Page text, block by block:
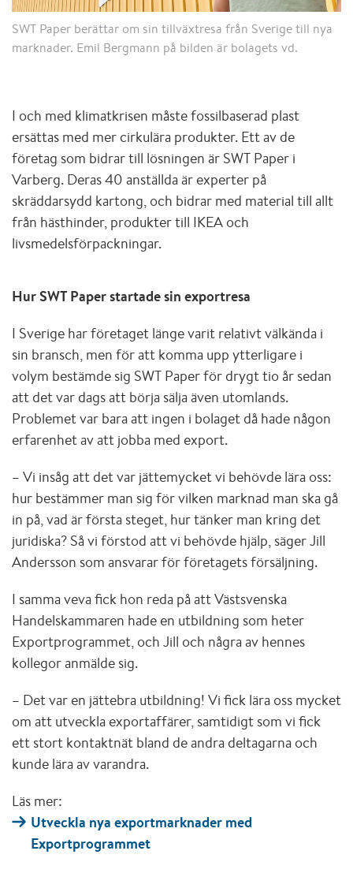
SWT Paper berättar om sin tillväxtresa från Sverige till nya
marknader. Emil Bergmann på bilden är bolagets vd.
I och med klimatkrisen måste fossilbaserad plast
ersättas med mer cirkulära produkter. Ett av de
företag som bidrar till lösningen är SWT Paper i
Varberg. Deras 40 anställda är experter på
skräddarsydd kartong, och bidrar med material till allt
från hästhinder, produkter till IKEA och
livsmedelsförpackningar.
Hur SWT Paper startade sin exportresa
I Sverige har företaget länge varit relativt välkända i
sin bransch, men för att komma upp ytterligare i
volym bestämde sig SWT Paper för drygt tio år sedan
att det var dags att börja sälja även utomlands.
Problemet var bara att ingen i bolaget då hade någon
erfarenhet av att jobba med export.
– Vi insåg att det var jättemycket vi behövde lära oss:
hur bestämmer man sig för vilken marknad man ska gå
in på, vad är första steget, hur tänker man kring det
juridiska? Så vi förstod att vi behövde hjälp, säger Jill
Andersson som ansvarar för företagets försäljning.
I samma veva fick hon reda på att Västsvenska
Handelskammaren hade en utbildning som heter
Exportprogrammet, och Jill och några av hennes
kollegor anmälde sig.
– Det var en jättebra utbildning! Vi fick lära oss mycket
om att utveckla exportaffärer, samtidigt som vi fick
ett stort kontaktnät bland de andra deltagarna och
kunde lära av varandra.
Läs mer:
Utveckla nya exportmarknader med
Exportprogrammet